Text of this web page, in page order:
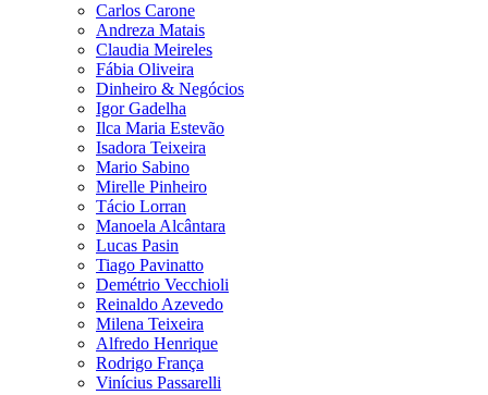
Carlos Carone
Andreza Matais
Claudia Meireles
Fábia Oliveira
Dinheiro & Negócios
Igor Gadelha
Ilca Maria Estevão
Isadora Teixeira
Mario Sabino
Mirelle Pinheiro
Tácio Lorran
Manoela Alcântara
Lucas Pasin
Tiago Pavinatto
Demétrio Vecchioli
Reinaldo Azevedo
Milena Teixeira
Alfredo Henrique
Rodrigo França
Vinícius Passarelli